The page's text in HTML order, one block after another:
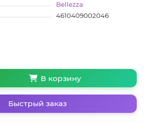
Bellezza
4610409002046
В корзину
Быстрый заказ